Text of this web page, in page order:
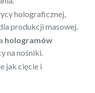
holograficznej,
produkcji masowej.
hologramów
na nośniki.
jak cięcie i